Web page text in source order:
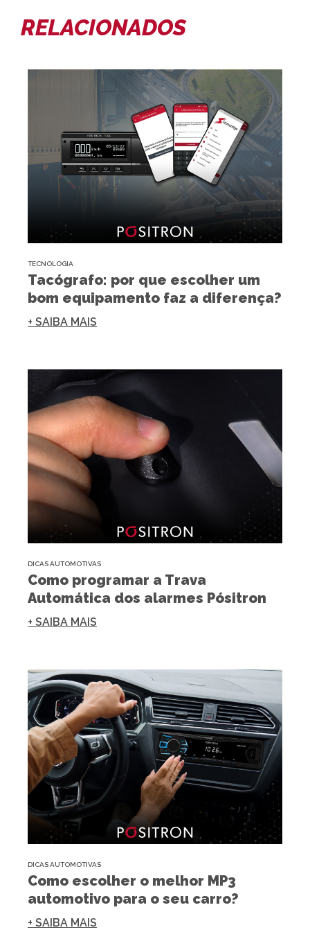
RELACIONADOS
TECNOLOGIA
Tacógrafo: por que escolher um
bom equipamento faz a diferença?
+ SAIBA MAIS
DICAS AUTOMOTIVAS
Como programar a Trava
Automática dos alarmes Pósitron
+ SAIBA MAIS
DICAS AUTOMOTIVAS
Como escolher o melhor MP3
automotivo para o seu carro?
+ SAIBA MAIS